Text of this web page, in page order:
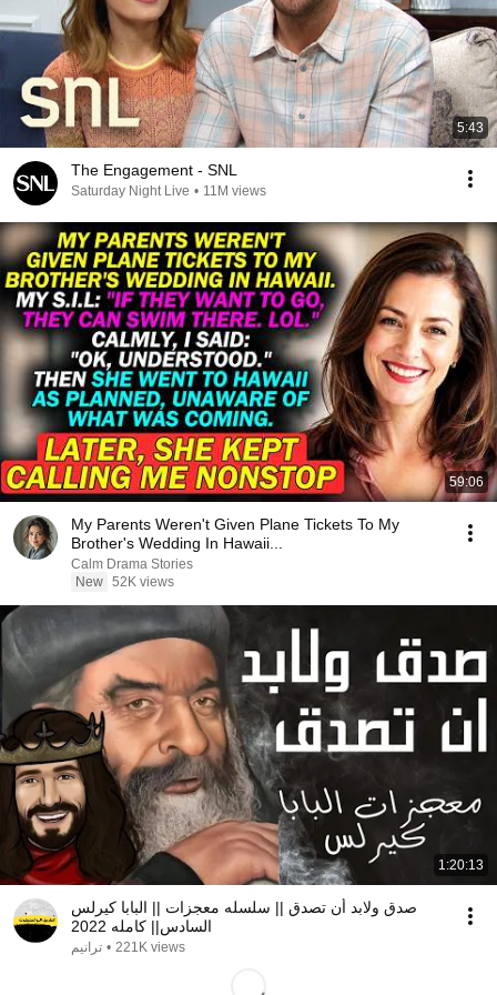
5:43
The Engagement - SNL
Saturday Night Live • 11M views
59:06
My Parents Weren't Given Plane Tickets To My
Brother's Wedding In Hawaii...
Calm Drama Stories
New 52K views
1:20:13
صدق ولابد أن تصدق || سلسله معجزات || البابا كيرلس
السادس|| كامله 2022
ترانيم • 221K views